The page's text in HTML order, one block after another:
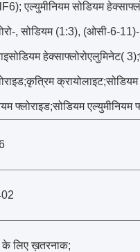
एल्युमीनियम सोडियम
, सोडियम (1:3), (ओसी-6-
हेक्साफ्लोरोएलुमिनेट(
फ्लोराइड;सोडियम एल्युमीनियम
के लिए ख़तरनाक;